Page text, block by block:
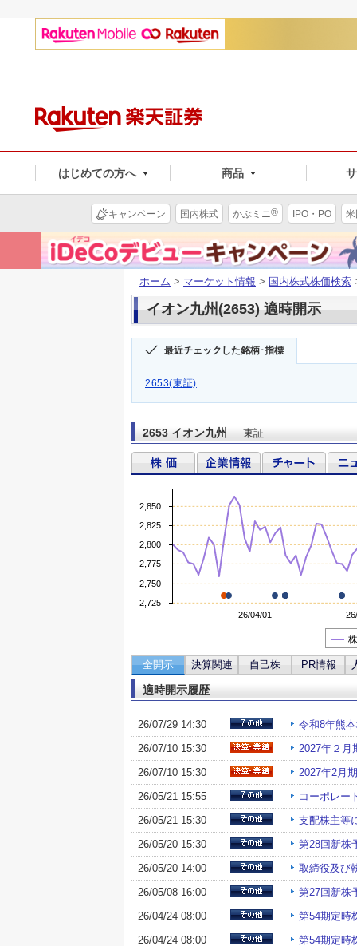
はじめての方へ 商品
キャンペーン 国内株式 かぶミニ® IPO・PO
ホーム > マーケット情報 > 国内株式株価検索
イオン九州(2653) 適時開示
最近チェックした銘柄･指標
2653(東証)
2653 イオン九州 東証